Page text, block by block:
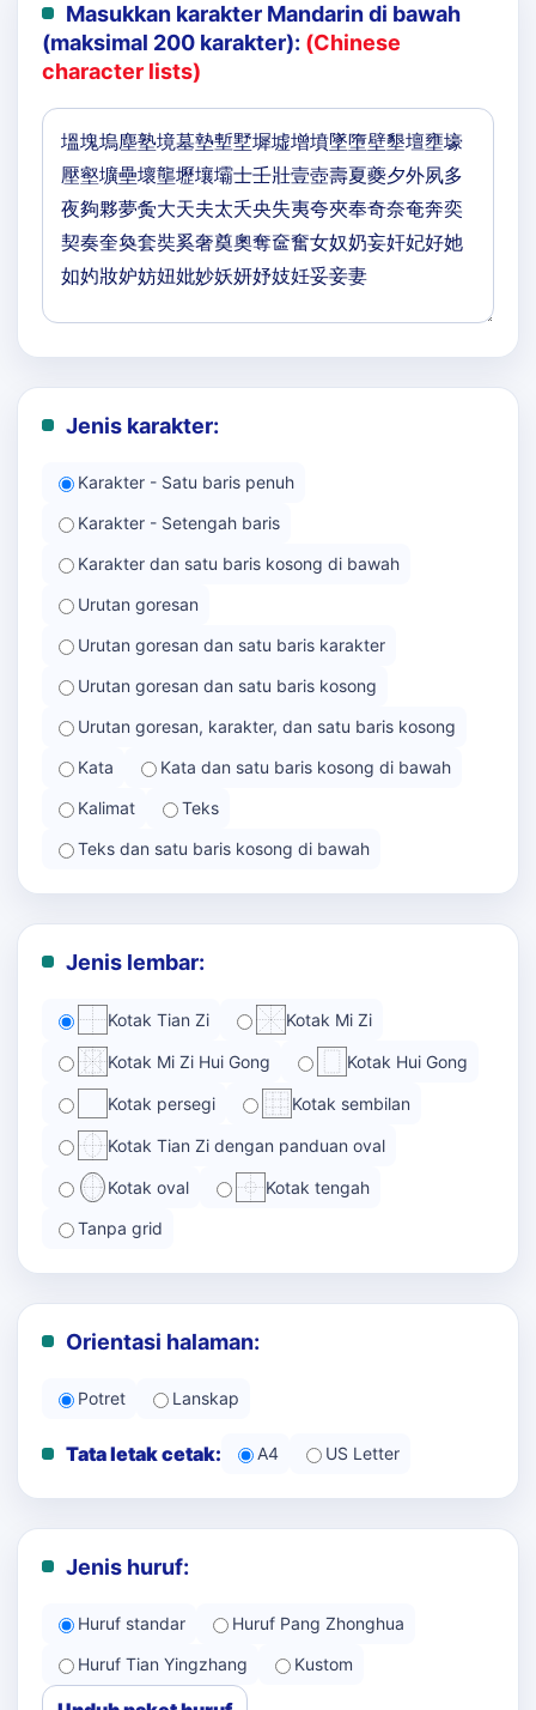
Masukkan karakter Mandarin di bawah
(maksimal 200 karakter): (Chinese
character lists)
Jenis karakter:
Karakter - Satu baris penuh
Karakter - Setengah baris
Karakter dan satu baris kosong di bawah
Urutan goresan
Urutan goresan dan satu baris karakter
Urutan goresan dan satu baris kosong
Urutan goresan, karakter, dan satu baris kosong
Kata
Kata dan satu baris kosong di bawah
Kalimat
Teks
Teks dan satu baris kosong di bawah
Jenis lembar:
Kotak Tian Zi Kotak Mi Zi
Kotak Mi Zi Hui Gong Kotak Hui Gong
Kotak persegi Kotak sembilan
Kotak Tian Zi dengan panduan oval
Kotak oval Kotak tengah
Tanpa grid
Orientasi halaman:
Potret Lanskap
Tata letak cetak: A4 US Letter
Jenis huruf:
Huruf standar
Huruf Pang Zhonghua
Huruf Tian Yingzhang
Kustom